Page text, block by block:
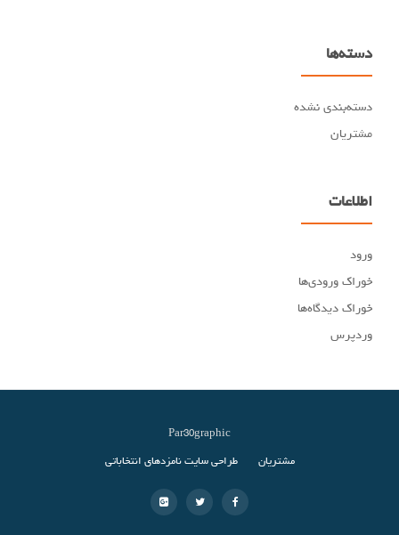
دسته‌ها
دسته‌بندی نشده
مشتریان
اطلاعات
ورود
خوراک ورودی‌ها
خوراک دیدگاه‌ها
وردپرس
Par30graphic
Secondary
مشتریان طراحی سایت نامزدهای انتخاباتی